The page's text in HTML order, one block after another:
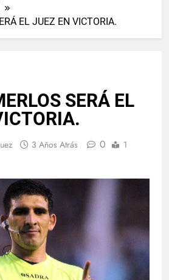
EL JUEZ EN VICTORIA.
SERÁ EL
3 Años Atrás 0
1